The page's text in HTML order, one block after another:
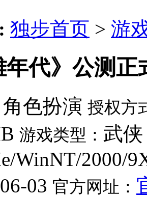
独步首页 > 游
年代》公测
角色扮演 授权方
游戏类型： 武侠
WinNT/2000/
03 官方网址：